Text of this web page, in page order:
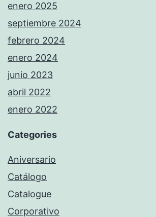
enero 2025
septiembre 2024
febrero 2024
enero 2024
junio 2023
abril 2022
enero 2022
Categories
Aniversario
Catálogo
Catalogue
Corporativo